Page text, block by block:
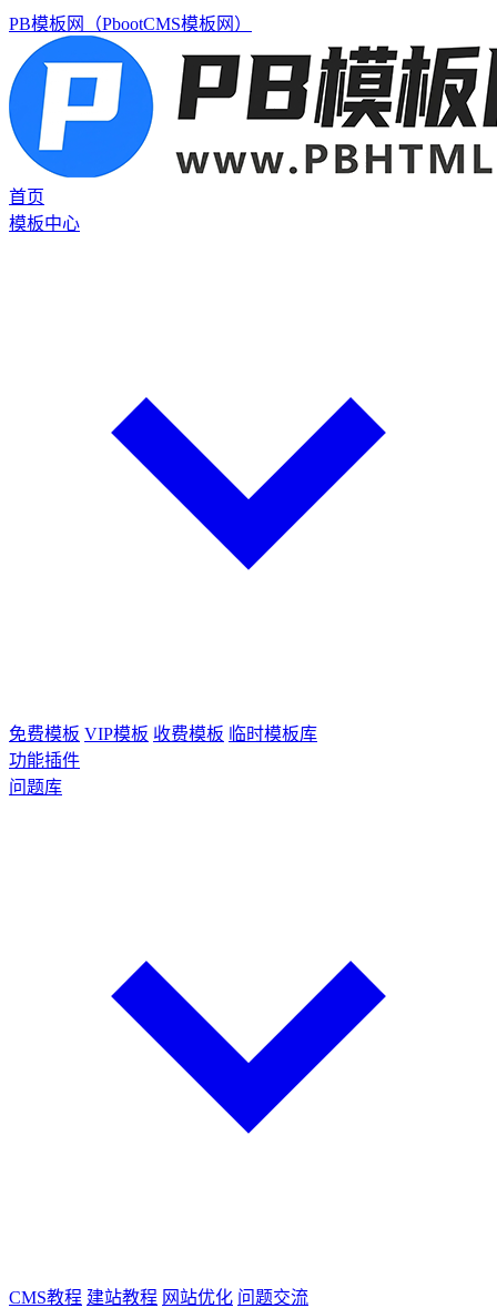
PB模板网（PbootCMS模板网）
首页
模板中心
免费模板 VIP模板 收费模板 临时模板库
功能插件
问题库
CMS教程 建站教程 网站优化 问题交流